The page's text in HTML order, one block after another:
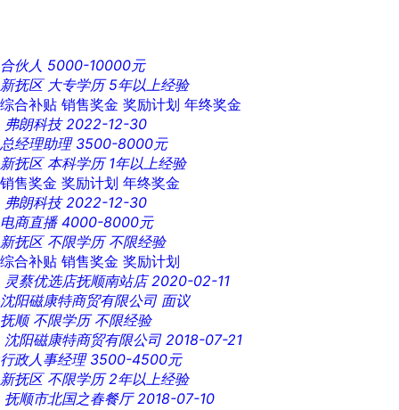
合伙人 5000-10000元
新抚区 大专学历 5年以上经验
综合补贴 销售奖金 奖励计划 年终奖金
弗朗科技 2022-12-30
总经理助理 3500-8000元
新抚区 本科学历 1年以上经验
销售奖金 奖励计划 年终奖金
弗朗科技 2022-12-30
电商直播 4000-8000元
新抚区 不限学历 不限经验
综合补贴 销售奖金 奖励计划
灵蔡优选店抚顺南站店 2020-02-11
沈阳磁康特商贸有限公司 面议
抚顺 不限学历 不限经验
沈阳磁康特商贸有限公司 2018-07-21
行政人事经理 3500-4500元
新抚区 不限学历 2年以上经验
抚顺市北国之春餐厅 2018-07-10